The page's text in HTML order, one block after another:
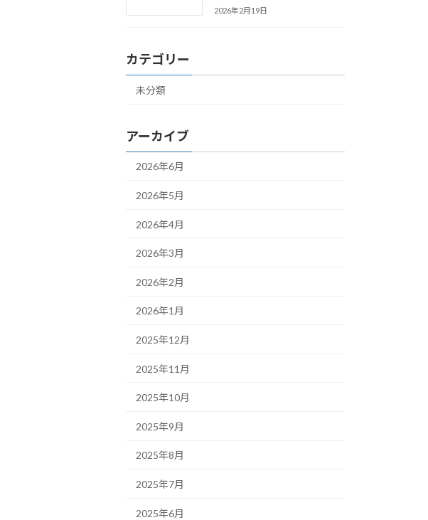
2026年2月19日
カテゴリー
未分類
アーカイブ
2026年6月
2026年5月
2026年4月
2026年3月
2026年2月
2026年1月
2025年12月
2025年11月
2025年10月
2025年9月
2025年8月
2025年7月
2025年6月